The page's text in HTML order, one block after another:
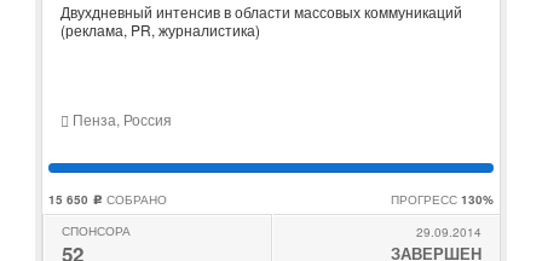
Двухдневный интенсив в области массовых коммуникаций
(реклама, PR, журналистика)
Пенза, Россия
15 650 c СОБРАНО ПРОГРЕСС 130%
СПОНСОРА
52
29.09.2014
ЗАВЕРШЕН